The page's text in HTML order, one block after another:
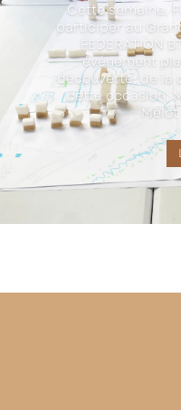
Cette semaine,
participer au
FEDERATION
événement
découverte, de la
cette occasion,
Mélot